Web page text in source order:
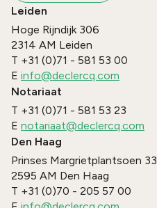
Leiden
Hoge Rijndijk 306
2314 AM Leiden
T +31 (0)71 - 581 53 00
E info@declercq.com
Notariaat
T +31 (0)71 - 581 53 23
E notariaat@declercq.com
Den Haag
Prinses Margrietplantsoen 33
2595 AM Den Haag
T +31 (0)70 - 205 57 00